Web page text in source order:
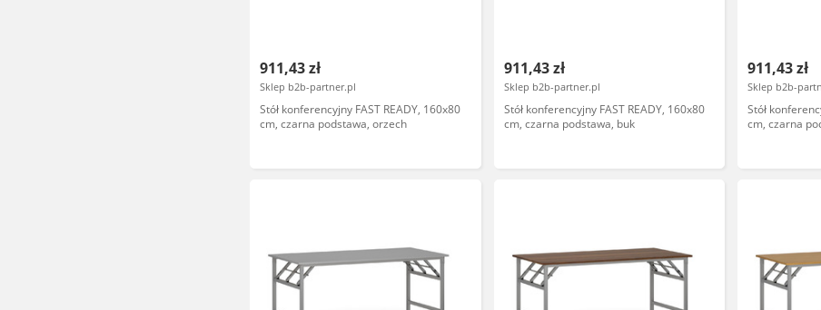
911,43 zł
Sklep b2b-partner.pl
Stół konferencyjny FAST READY, 160x80
cm, czarna podstawa, orzech
911,43 zł
Sklep b2b-partner.pl
Stół konferencyjny FAST READY, 160x80
cm, czarna podstawa, buk
911,43 zł
Sklep b2b-
Stół
cm, czarna